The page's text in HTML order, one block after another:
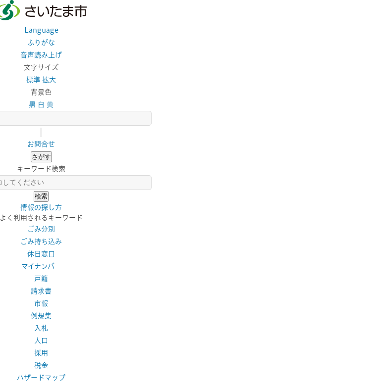
Language
ふりがな
音声読み上げ
文字サイズ
標準 拡大
背景色
黒 白 黄
お問合せ
さがす
キーワード検索
情報の探し方
よく利用されるキーワード
ごみ分別
ごみ持ち込み
休日窓口
マイナンバー
戸籍
請求書
市報
例規集
入札
人口
採用
税金
ハザードマップ